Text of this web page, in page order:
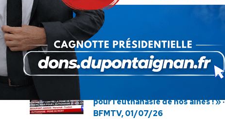
:
« La Macronie est contre la peine
pour l’euthanasie de nos aînés ! » ·
BFMTV, 01/07/26